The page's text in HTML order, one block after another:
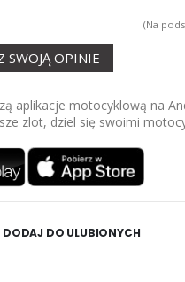
(Na
SWOJĄ OPINIE
aplikacje motocyklową na
zlot, dziel się swoimi
DODAJ DO ULUBIONYCH